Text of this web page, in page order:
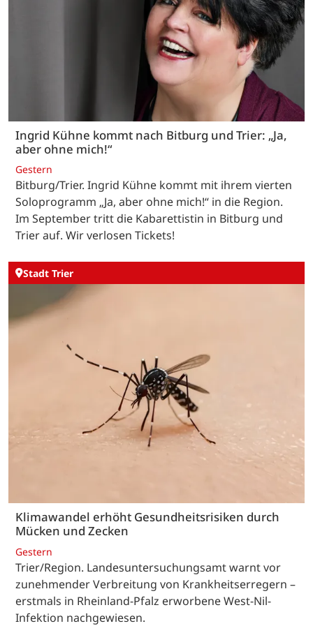
Ingrid Kühne kommt nach Bitburg und Trier: „Ja,
aber ohne mich!“
Gestern
Bitburg/Trier. Ingrid Kühne kommt mit ihrem vierten
Soloprogramm „Ja, aber ohne mich!“ in die Region.
Im September tritt die Kabarettistin in Bitburg und
Trier auf. Wir verlosen Tickets!
Stadt Trier
Klimawandel erhöht Gesundheitsrisiken durch
Mücken und Zecken
Gestern
Trier/Region. Landesuntersuchungsamt warnt vor
zunehmender Verbreitung von Krankheitserregern –
erstmals in Rheinland-Pfalz erworbene West-Nil-
Infektion nachgewiesen.